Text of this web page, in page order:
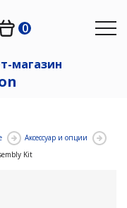
0
магазин
Аксессуар и опции
Kit